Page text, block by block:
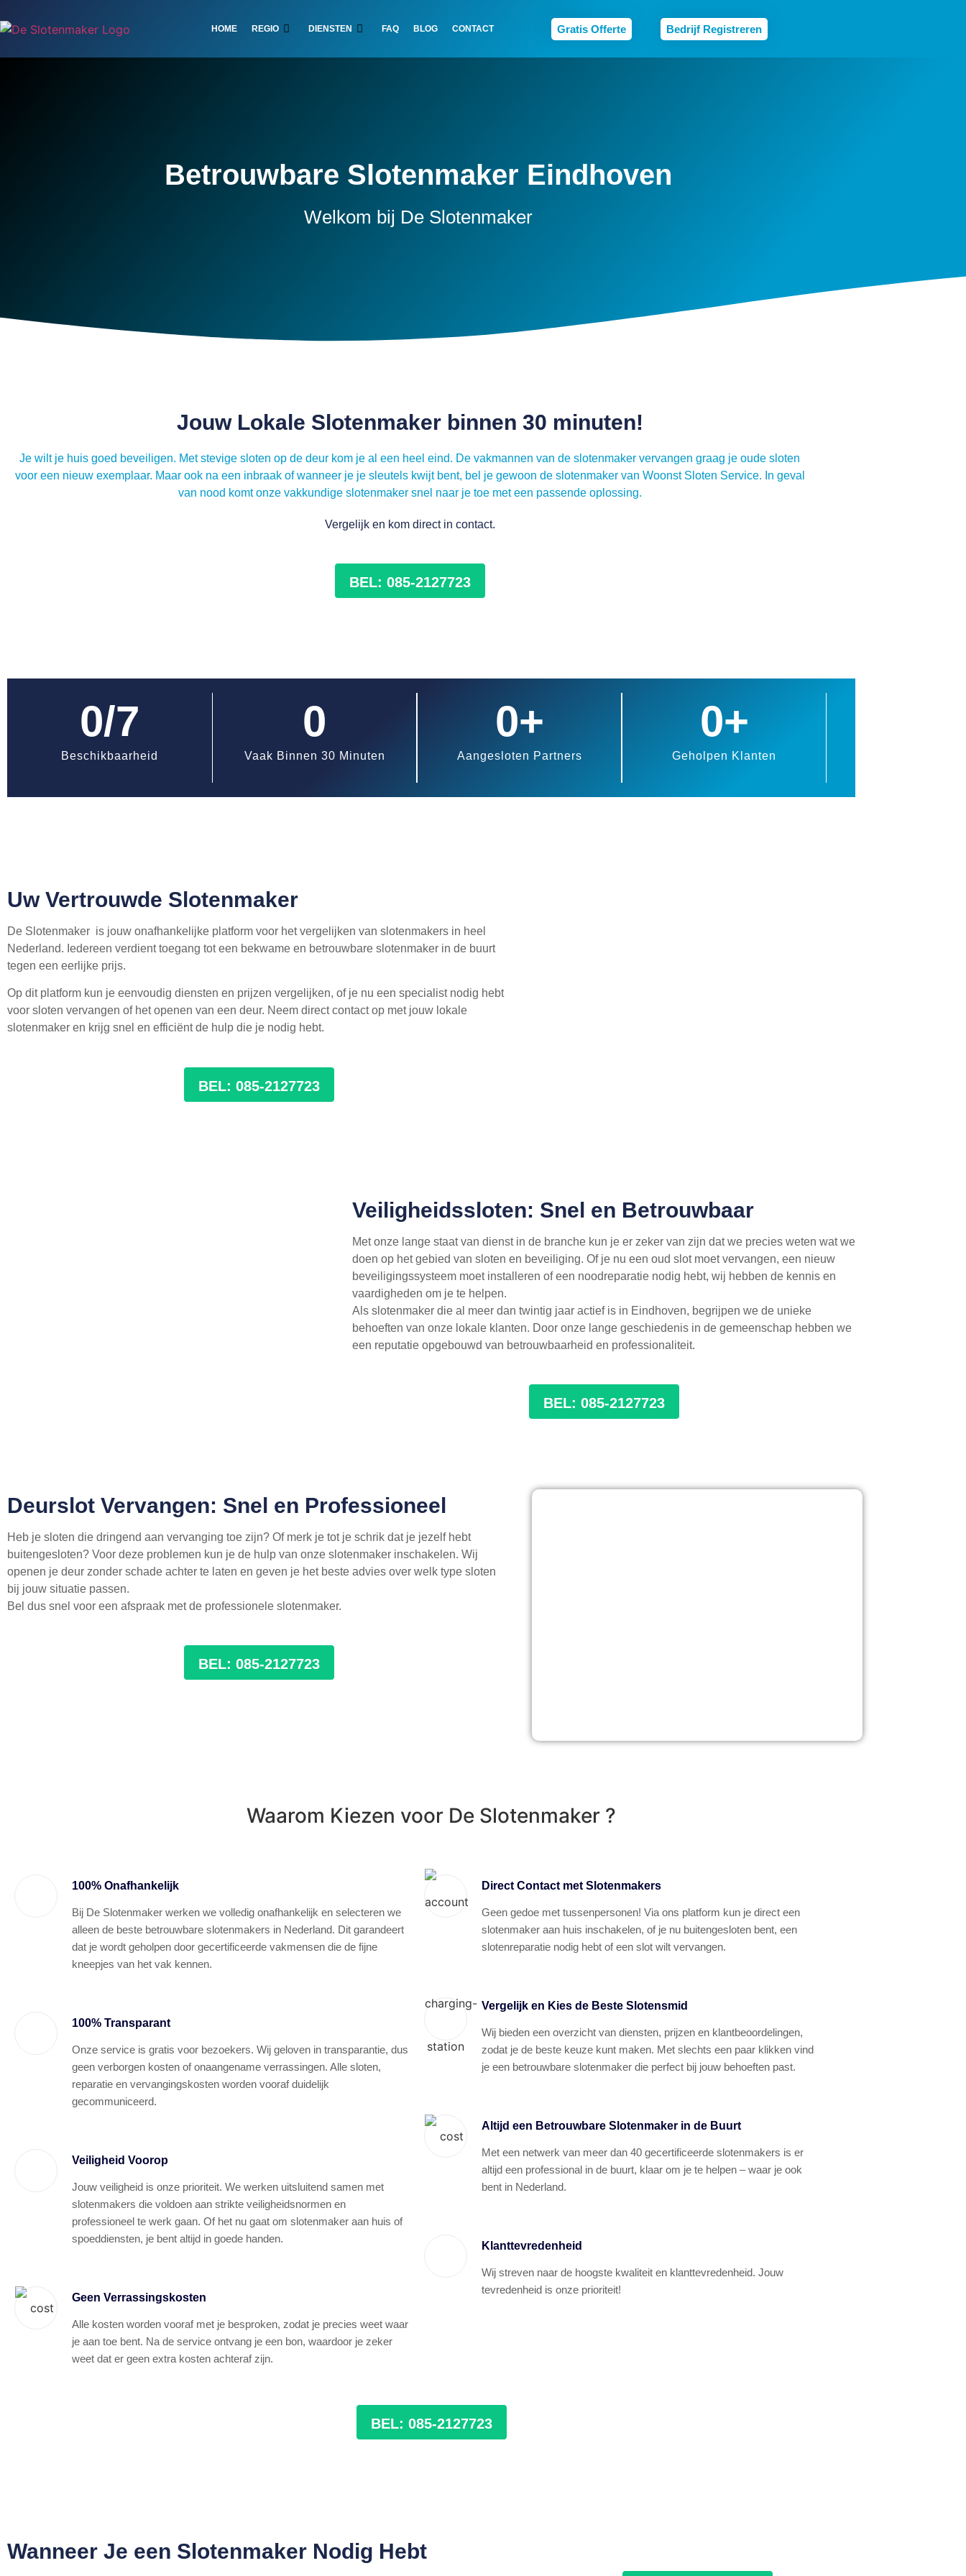
HOME REGIO DIENSTEN FAQ BLOG CONTACT Gratis Offerte Bedrijf Registreren
Betrouwbare Slotenmaker Eindhoven
Welkom bij De Slotenmaker
Jouw Lokale Slotenmaker binnen 30 minuten!
Je wilt je huis goed beveiligen. Met stevige sloten op de deur kom je al een heel eind. De vakmannen van de slotenmaker vervangen graag je oude sloten
voor een nieuw exemplaar. Maar ook na een inbraak of wanneer je je sleutels kwijt bent, bel je gewoon de slotenmaker van Woonst Sloten Service. In geval
van nood komt onze vakkundige slotenmaker snel naar je toe met een passende oplossing.
Vergelijk en kom direct in contact.
BEL: 085-2127723
0/7
Beschikbaarheid
0
Vaak Binnen 30 Minuten
0+
Aangesloten Partners
0+
Geholpen Klanten
Uw Vertrouwde Slotenmaker
De Slotenmaker is jouw onafhankelijke platform voor het vergelijken van slotenmakers in heel
Nederland. Iedereen verdient toegang tot een bekwame en betrouwbare slotenmaker in de buurt
tegen een eerlijke prijs.
Op dit platform kun je eenvoudig diensten en prijzen vergelijken, of je nu een specialist nodig hebt
voor sloten vervangen of het openen van een deur. Neem direct contact op met jouw lokale
slotenmaker en krijg snel en efficiënt de hulp die je nodig hebt.
BEL: 085-2127723
Veiligheidssloten: Snel en Betrouwbaar
Met onze lange staat van dienst in de branche kun je er zeker van zijn dat we precies weten wat we
doen op het gebied van sloten en beveiliging. Of je nu een oud slot moet vervangen, een nieuw
beveiligingssysteem moet installeren of een noodreparatie nodig hebt, wij hebben de kennis en
vaardigheden om je te helpen.
Als slotenmaker die al meer dan twintig jaar actief is in Eindhoven, begrijpen we de unieke
behoeften van onze lokale klanten. Door onze lange geschiedenis in de gemeenschap hebben we
een reputatie opgebouwd van betrouwbaarheid en professionaliteit.
BEL: 085-2127723
Deurslot Vervangen: Snel en Professioneel
Heb je sloten die dringend aan vervanging toe zijn? Of merk je tot je schrik dat je jezelf hebt
buitengesloten? Voor deze problemen kun je de hulp van onze slotenmaker inschakelen. Wij
openen je deur zonder schade achter te laten en geven je het beste advies over welk type sloten
bij jouw situatie passen.
Bel dus snel voor een afspraak met de professionele slotenmaker.
BEL: 085-2127723
Waarom Kiezen voor De Slotenmaker ?
100% Onafhankelijk
Bij De Slotenmaker werken we volledig onafhankelijk en selecteren we
alleen de beste betrouwbare slotenmakers in Nederland. Dit garandeert
dat je wordt geholpen door gecertificeerde vakmensen die de fijne
kneepjes van het vak kennen.
100% Transparant
Onze service is gratis voor bezoekers. Wij geloven in transparantie, dus
geen verborgen kosten of onaangename verrassingen. Alle sloten,
reparatie en vervangingskosten worden vooraf duidelijk
gecommuniceerd.
Veiligheid Voorop
Jouw veiligheid is onze prioriteit. We werken uitsluitend samen met
slotenmakers die voldoen aan strikte veiligheidsnormen en
professioneel te werk gaan. Of het nu gaat om slotenmaker aan huis of
spoeddiensten, je bent altijd in goede handen.
Geen Verrassingskosten
Alle kosten worden vooraf met je besproken, zodat je precies weet waar
je aan toe bent. Na de service ontvang je een bon, waardoor je zeker
weet dat er geen extra kosten achteraf zijn.
Direct Contact met Slotenmakers
Geen gedoe met tussenpersonen! Via ons platform kun je direct een
slotenmaker aan huis inschakelen, of je nu buitengesloten bent, een
slotenreparatie nodig hebt of een slot wilt vervangen.
Vergelijk en Kies de Beste Slotensmid
Wij bieden een overzicht van diensten, prijzen en klantbeoordelingen,
zodat je de beste keuze kunt maken. Met slechts een paar klikken vind
je een betrouwbare slotenmaker die perfect bij jouw behoeften past.
Altijd een Betrouwbare Slotenmaker in de Buurt
Met een netwerk van meer dan 40 gecertificeerde slotenmakers is er
altijd een professional in de buurt, klaar om je te helpen – waar je ook
bent in Nederland.
Klanttevredenheid
Wij streven naar de hoogste kwaliteit en klanttevredenheid. Jouw
tevredenheid is onze prioriteit!
BEL: 085-2127723
Wanneer Je een Slotenmaker Nodig Hebt